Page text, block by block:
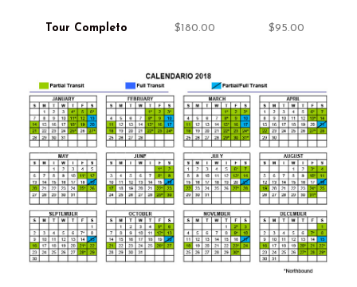
Tour Completo $180.00 $95.00